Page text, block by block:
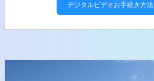
デジタルビデオお手続き方法